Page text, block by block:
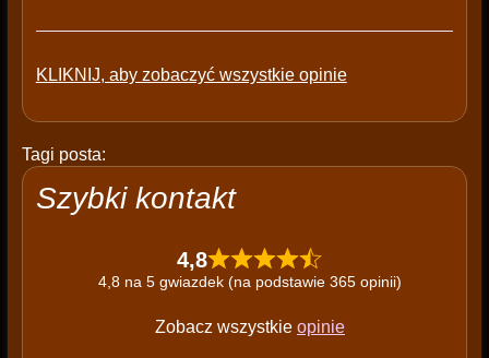
KLIKNIJ, aby zobaczyć wszystkie opinie
Tagi posta:
Szybki kontakt
4,8
4,8 na 5 gwiazdek (na podstawie 365 opinii)
Zobacz wszystkie opinie